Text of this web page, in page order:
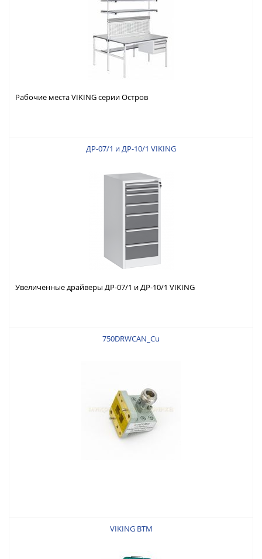
Рабочие места VIKING серии Остров
ДР-07/1 и ДР-10/1 VIKING
Увеличенные драйверы ДР-07/1 и ДР-10/1 VIKING
750DRWCAN_Cu
VIKING ВТМ